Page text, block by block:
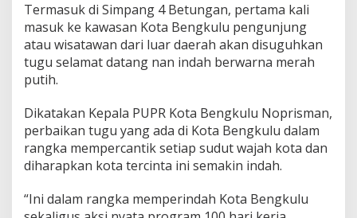
Termasuk di Simpang 4 Betungan, pertama kali
masuk ke kawasan Kota Bengkulu pengunjung
atau wisatawan dari luar daerah akan disuguhkan
tugu selamat datang nan indah berwarna merah
putih.
Dikatakan Kepala PUPR Kota Bengkulu Noprisman,
perbaikan tugu yang ada di Kota Bengkulu dalam
rangka mempercantik setiap sudut wajah kota dan
diharapkan kota tercinta ini semakin indah.
“Ini dalam rangka memperindah Kota Bengkulu